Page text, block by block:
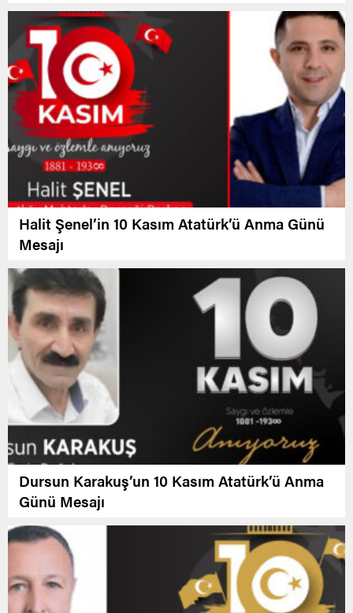
Halit Şenel’in 10 Kasım Atatürk’ü Anma Günü
Mesajı
Dursun Karakuş’un 10 Kasım Atatürk’ü Anma
Günü Mesajı